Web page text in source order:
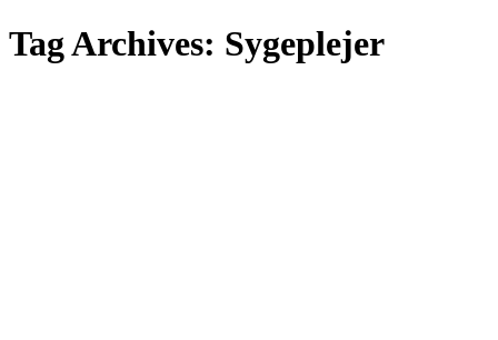
Tag Archives: Sygeplejer